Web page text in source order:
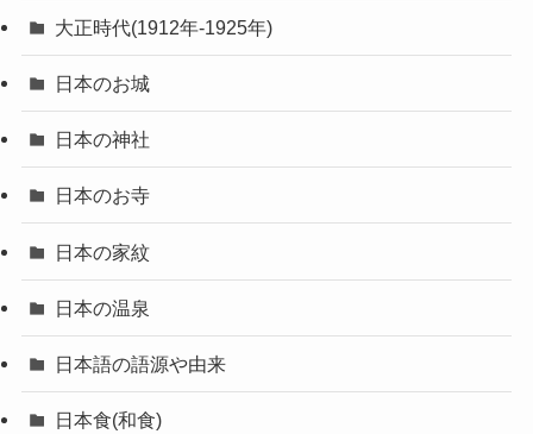
大正時代(1912年-1925年)
日本のお城
日本の神社
日本のお寺
日本の家紋
日本の温泉
日本語の語源や由来
日本食(和食)